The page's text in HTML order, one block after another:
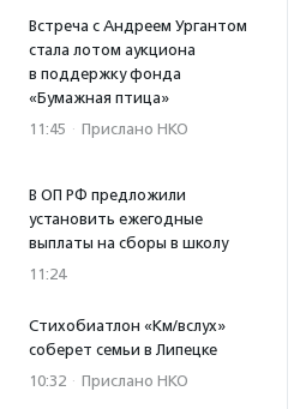
Встреча с Андреем Ургантом
стала лотом аукциона
в поддержку фонда
«Бумажная птица»
11:45 · Прислано НКО
В ОП РФ предложили
установить ежегодные
выплаты на сборы в школу
11:24
Стихобиатлон «Км/вслух»
соберет семьи в Липецке
10:32 · Прислано НКО